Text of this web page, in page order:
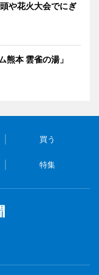
や花火大会でにぎ
熊本 雲雀の湯」
買う
特集